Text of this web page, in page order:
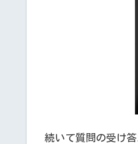
続いて質問の受け